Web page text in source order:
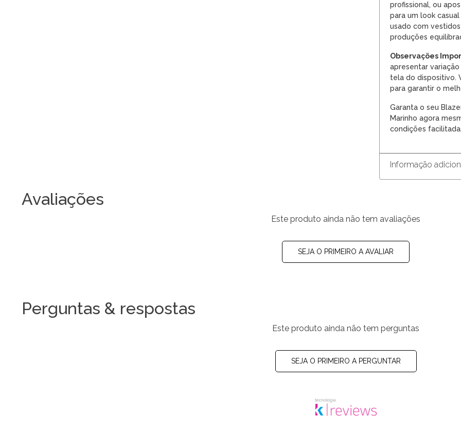
profissional, ou
para um look
usado com
produções
Observações
apresentar
tela do dispositivo.
para garantir o
Garanta o seu
Marinho agora
condições
Informação
Avaliações
Este produto ainda não tem avaliações
SEJA O PRIMEIRO A AVALIAR
Perguntas & respostas
Este produto ainda não tem perguntas
SEJA O PRIMEIRO A PERGUNTAR